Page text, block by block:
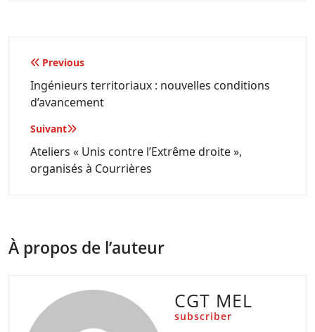
Navigation
de
l’article
Previous
Ingénieurs territoriaux : nouvelles conditions
d’avancement
Suivant
Ateliers « Unis contre l’Extrême droite »,
organisés à Courrières
À propos de l’auteur
CGT MEL
subscriber